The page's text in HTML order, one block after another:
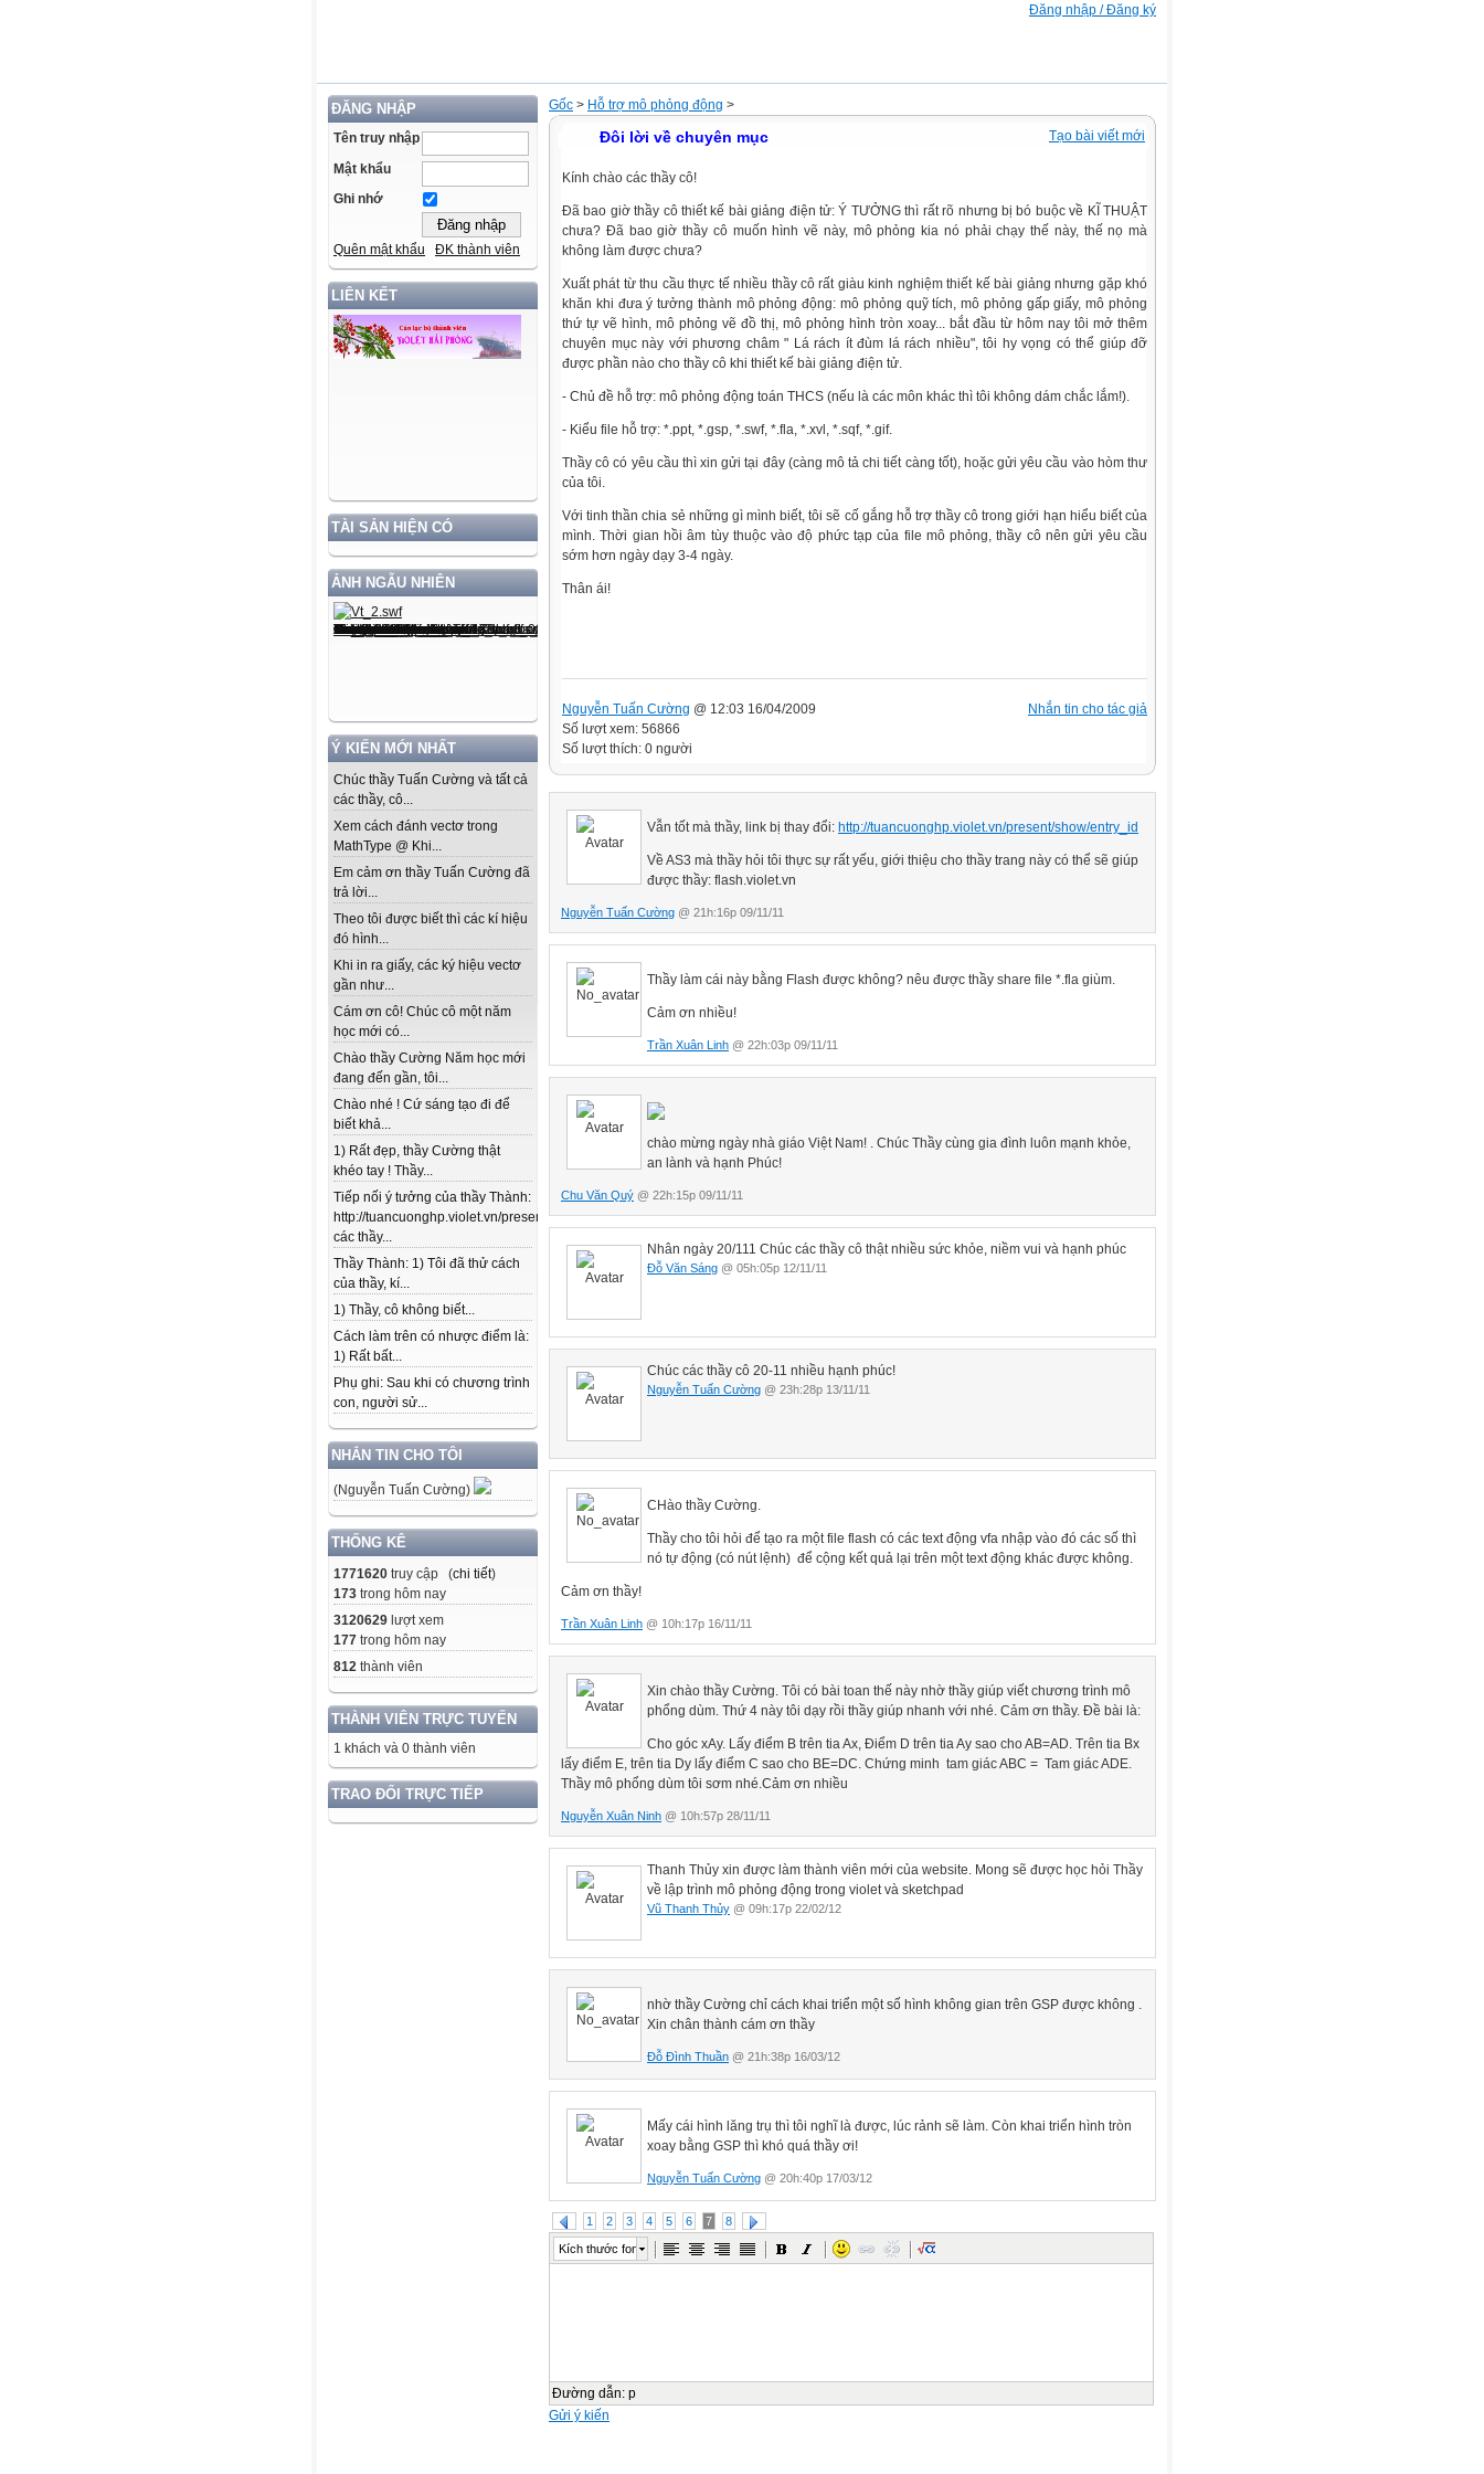
Đăng nhập / Đăng ký
ĐĂNG NHẬP
Tên truy nhập
Mật khẩu
Ghi nhớ
Quên mật khẩu ĐK thành viên
LIÊN KẾT
TÀI SẢN HIỆN CÓ
ẢNH NGẪU NHIÊN
Ý KIẾN MỚI NHẤT
Chúc thầy Tuấn Cường và tất cả
các thầy, cô...
Xem cách đánh vectơ trong
MathType @ Khi...
Em cảm ơn thầy Tuấn Cường đã
trả lời...
Theo tôi được biết thì các kí hiệu
đó hình...
Khi in ra giấy, các ký hiệu vectơ
gần như...
Cám ơn cô! Chúc cô một năm
học mới có...
Chào thầy Cường Năm học mới
đang đến gần, tôi...
Chào nhé ! Cứ sáng tạo đi để
biết khả...
1) Rất đẹp, thầy Cường thật
khéo tay ! Thầy...
Tiếp nối ý tưởng của thầy Thành:
http://tuancuonghp.violet.vn/present/show/entry_id/10207719/cm_id/3030368#3030368,
các thầy...
Thầy Thành: 1) Tôi đã thử cách
của thầy, kí...
1) Thầy, cô không biết...
Cách làm trên có nhược điểm là:
1) Rất bất...
Phụ ghi: Sau khi có chương trình
con, người sử...
NHẮN TIN CHO TÔI
(Nguyễn Tuấn Cường)
THỐNG KÊ
1771620 truy cập (chi tiết)
173 trong hôm nay
3120629 lượt xem
177 trong hôm nay
812 thành viên
THÀNH VIÊN TRỰC TUYẾN
1 khách và 0 thành viên
TRAO ĐỔI TRỰC TIẾP
Gốc > Hỗ trợ mô phỏng động >
Tạo bài viết mới
Đôi lời về chuyên mục
Kính chào các thầy cô!
Đã bao giờ thầy cô thiết kế bài giảng điện tử: Ý TƯỞNG thì rất rõ nhưng bị bó buộc về KĨ THUẬT
chưa? Đã bao giờ thầy cô muốn hình vẽ này, mô phỏng kia nó phải chạy thế này, thế nọ mà
không làm được chưa?
Xuất phát từ thu cầu thực tế nhiều thầy cô rất giàu kinh nghiệm thiết kế bài giảng nhưng gặp khó
khăn khi đưa ý tưởng thành mô phỏng động: mô phỏng quỹ tích, mô phỏng gấp giấy, mô phỏng
thứ tự vẽ hình, mô phỏng vẽ đồ thị, mô phỏng hình tròn xoay... bắt đầu từ hôm nay tôi mở thêm
chuyên mục này với phương châm " Lá rách ít đùm lá rách nhiều", tôi hy vọng có thể giúp đỡ
được phần nào cho thầy cô khi thiết kế bài giảng điện tử.
- Chủ đề hỗ trợ: mô phỏng động toán THCS (nếu là các môn khác thì tôi không dám chắc lắm!).
- Kiểu file hỗ trợ: *.ppt, *.gsp, *.swf, *.fla, *.xvl, *.sqf, *.gif.
Thầy cô có yêu cầu thì xin gửi tại đây (càng mô tả chi tiết càng tốt), hoặc gửi yêu cầu vào hòm thư
của tôi.
Với tinh thần chia sẻ những gì mình biết, tôi sẽ cố gắng hỗ trợ thầy cô trong giới hạn hiểu biết của
mình. Thời gian hồi âm tùy thuộc vào độ phức tạp của file mô phỏng, thầy cô nên gửi yêu cầu
sớm hơn ngày dạy 3-4 ngày.
Thân ái!
Nhắn tin cho tác giả
Nguyễn Tuấn Cường @ 12:03 16/04/2009
Số lượt xem: 56866
Số lượt thích: 0 người
Vẫn tốt mà thầy, link bị thay đổi: http://tuancuonghp.violet.vn/present/show/entry_id
Về AS3 mà thầy hỏi tôi thực sự rất yếu, giới thiệu cho thầy trang này có thể sẽ giúp
được thầy: flash.violet.vn
Nguyễn Tuấn Cường @ 21h:16p 09/11/11
Thầy làm cái này bằng Flash được không? nêu được thầy share file *.fla giùm.
Cảm ơn nhiều!
Trần Xuân Linh @ 22h:03p 09/11/11
chào mừng ngày nhà giáo Việt Nam! . Chúc Thầy cùng gia đình luôn mạnh khỏe,
an lành và hạnh Phúc!
Chu Văn Quý @ 22h:15p 09/11/11
Nhân ngày 20/111 Chúc các thầy cô thật nhiều sức khỏe, niềm vui và hạnh phúc
Đỗ Văn Sáng @ 05h:05p 12/11/11
Chúc các thầy cô 20-11 nhiều hạnh phúc!
Nguyễn Tuấn Cường @ 23h:28p 13/11/11
CHào thầy Cường.
Thầy cho tôi hỏi để tạo ra một file flash có các text động vfa nhập vào đó các số thì
nó tự động (có nút lệnh) để cộng kết quả lại trên một text động khác được không.
Cảm ơn thầy!
Trần Xuân Linh @ 10h:17p 16/11/11
Xin chào thầy Cường. Tôi có bài toan thế này nhờ thầy giúp viết chương trình mô
phổng dùm. Thứ 4 này tôi dạy rồi thầy giúp nhanh với nhé. Cảm ơn thầy. Đề bài là:
Cho góc xAy. Lấy điểm B trên tia Ax, Điểm D trên tia Ay sao cho AB=AD. Trên tia Bx
lấy điểm E, trên tia Dy lấy điểm C sao cho BE=DC. Chứng minh tam giác ABC = Tam giác ADE.
Thầy mô phổng dùm tôi sơm nhé.Cảm ơn nhiều
Nguyễn Xuân Ninh @ 10h:57p 28/11/11
Thanh Thủy xin được làm thành viên mới của website. Mong sẽ được học hỏi Thầy
về lập trình mô phỏng động trong violet và sketchpad
Vũ Thanh Thủy @ 09h:17p 22/02/12
nhờ thầy Cường chỉ cách khai triển một số hình không gian trên GSP được không .
Xin chân thành cám ơn thầy
Đỗ Đình Thuần @ 21h:38p 16/03/12
Mấy cái hình lăng trụ thì tôi nghĩ là được, lúc rảnh sẽ làm. Còn khai triển hình tròn
xoay bằng GSP thì khó quá thầy ơi!
Nguyễn Tuấn Cường @ 20h:40p 17/03/12
1 2 3 4 5 6 7 8
Kích thước font
Đường dẫn: p
Gửi ý kiến